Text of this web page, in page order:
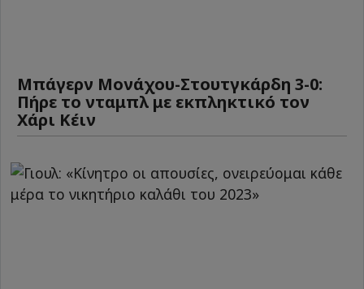
Μπάγερν Μονάχου-Στουτγκάρδη 3-0:
Πήρε το νταμπλ με εκπληκτικό τον
Χάρι Κέιν